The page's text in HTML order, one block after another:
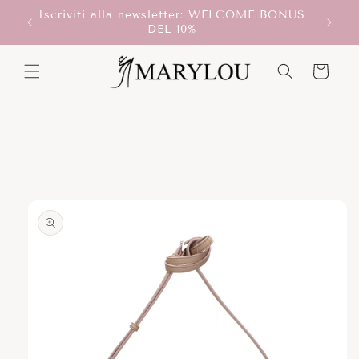
direttamente
Iscriviti alla newsletter: WELCOME BONUS
DEL 10%
Carrello